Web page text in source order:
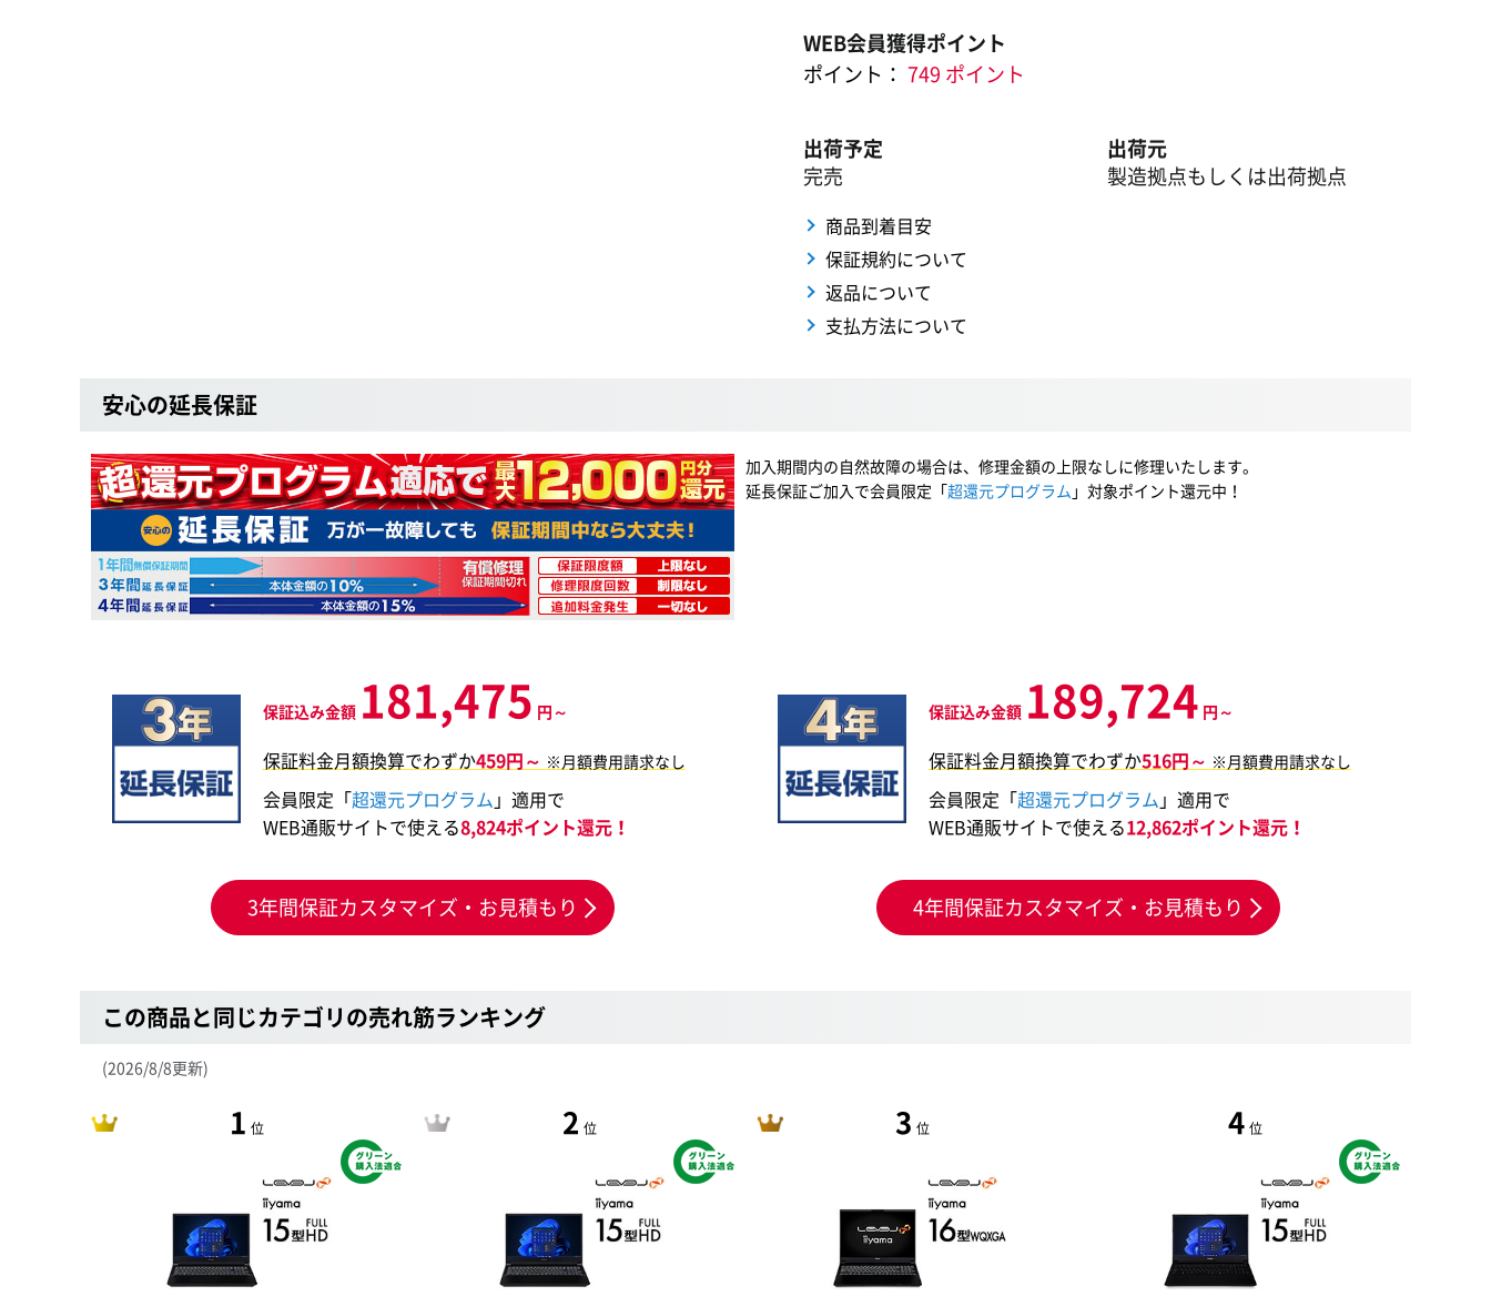
WEB会員獲得ポイント
ポイント： 749 ポイント
出荷予定
完売
出荷元
製造拠点もしくは出荷拠点
商品到着目安
保証規約について
返品について
支払方法について
安心の延長保証
加入期間内の自然故障の場合は、修理金額の上限なしに修理いたします。
延長保証ご加入で会員限定「超還元プログラム 」対象ポイント還元中！
保証込み金額 181,475 円～
保証料金月額換算でわずか459円～ ※月額費用請求なし
会員限定「超還元プログラム 」適用で
WEB通販サイトで使える8,824ポイント還元！
3年間保証カスタマイズ・お見積もり
保証込み金額 189,724 円～
保証料金月額換算でわずか516円～ ※月額費用請求なし
会員限定「超還元プログラム 」適用で
WEB通販サイトで使える12,862ポイント還元！
4年間保証カスタマイズ・お見積もり
この商品と同じカテゴリの売れ筋ランキング
(2026/8/8更新)
1 位 2 位 3 位 4 位